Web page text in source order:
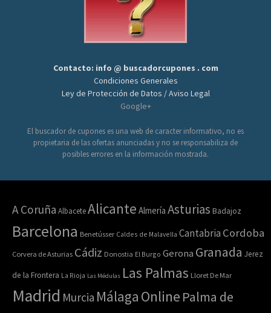
Contacto: info @ buscadorcupones . com
Condiciones Generales
Ley de Protección de Datos / Aviso Legal
Google+
El buscador de cupones es una web de caracter informativo, no es
propietaria de las ofertas anunciadas y no se responsabiliza de
posibles errores en la información mostrada.
A Coruña AlbaceteAlicante Almería Asturias Badajoz
Barcelona Benetússer Caldes de Malavella Cantabria Cordoba
Corvera de Asturias Cádiz Donostia El Burgo Gerona Granada Jerez
de la Frontera La Rioja Las Médulas Las Palmas Lloret De Mar
Madrid Murcia Málaga Online Palma de